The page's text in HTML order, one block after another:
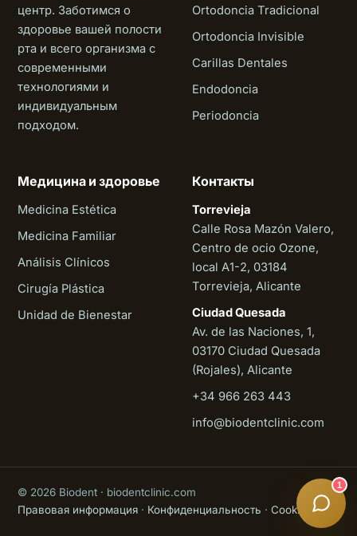
центр. Заботимся о
здоровье вашей полости
рта и всего организма с
современными
технологиями и
индивидуальным
подходом.
Ortodoncia Tradicional
Ortodoncia Invisible
Carillas Dentales
Endodoncia
Periodoncia
Медицина и здоровье
Medicina Estética
Medicina Familiar
Análisis Clínicos
Cirugía Plástica
Unidad de Bienestar
Контакты
Torrevieja
Calle Rosa Mazón Valero,
Centro de ocio Ozone,
local A1-2, 03184
Torrevieja, Alicante
Ciudad Quesada
Av. de las Naciones, 1,
03170 Ciudad Quesada
(Rojales), Alicante
+34 966 263 443
info@biodentclinic.com
© 2026 Biodent · biodentclinic.com
Правовая информация · Конфиденциальность · Cookies
1